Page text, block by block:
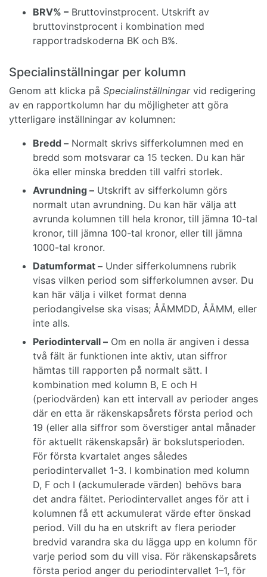
BRV% – Bruttovinstprocent. Utskrift av
bruttovinstprocent i kombination med
rapportradskoderna BK och B%.
Specialinställningar per kolumn
Genom att klicka på Specialinställningarvid redigering
av en rapportkolumn har du möjligheter att göra
ytterligare inställningar av kolumnen:
Bredd – Normalt skrivs sifferkolumnen med en
bredd som motsvarar ca 15 tecken. Du kan här
öka eller minska bredden till valfri storlek.
Avrundning – Utskrift av sifferkolumn görs
normalt utan avrundning. Du kan här välja att
avrunda kolumnen till hela kronor, till jämna 10-tal
kronor, till jämna 100-tal kronor, eller till jämna
1000-tal kronor.
Datumformat – Under sifferkolumnens rubrik
visas vilken period som sifferkolumnen avser. Du
kan här välja i vilket format denna
periodangivelse ska visas; ÅÅMMDD, ÅÅMM, eller
inte alls.
Periodintervall – Om en nolla är angiven i dessa
två fält är funktionen inte aktiv, utan siffror
hämtas till rapporten på normalt sätt. I
kombination med kolumn B, E och H
(periodvärden) kan ett intervall av perioder anges
där en etta är räkenskapsårets första period och
19 (eller alla siffror som överstiger antal månader
för aktuellt räkenskapsår) är bokslutsperioden.
För första kvartalet anges således
periodintervallet 1-3. I kombination med kolumn
D, F och I (ackumulerade värden) behövs bara
det andra fältet. Periodintervallet anges för att i
kolumnen få ett ackumulerat värde efter önskad
period. Vill du ha en utskrift av flera perioder
bredvid varandra ska du lägga upp en kolumn för
varje period som du vill visa. För räkenskapsårets
första period anger du periodintervallet 1–1, för